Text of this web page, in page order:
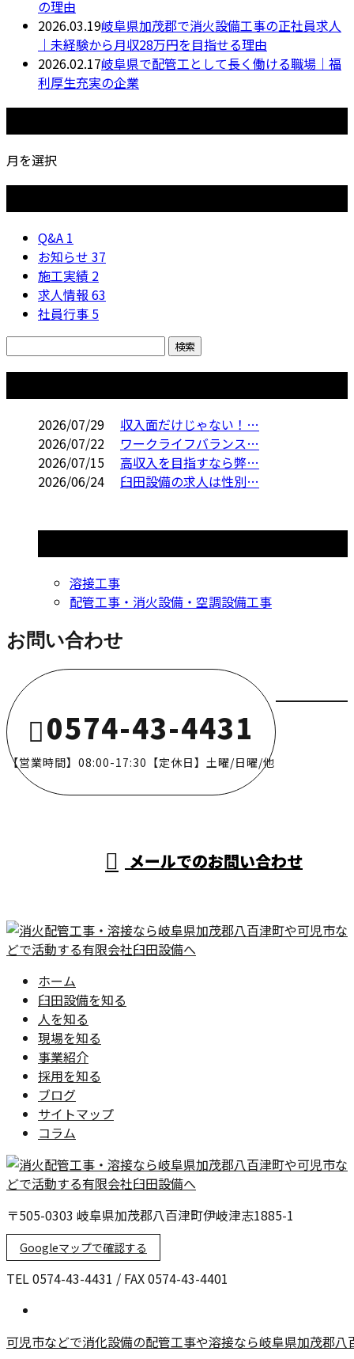
の理由
2026.03.19岐阜県加茂郡で消火設備工事の正社員求人
｜未経験から月収28万円を目指せる理由
2026.02.17岐阜県で配管工として長く働ける職場｜福
利厚生充実の企業
月を選択
Q&A 1
お知らせ 37
施工実績 2
求人情報 63
社員行事 5
2026/07/29
収入面だけじゃない！…
2026/07/22
ワークライフバランス…
2026/07/15
高収入を目指すなら弊…
2026/06/24
臼田設備の求人は性別…
溶接工事
配管工事・消火設備・空調設備工事
お問い合わせ
0574-43-4431
【営業時間】08:00-17:30【定休日】土曜/日曜/他
メールでのお問い合わせ
ホーム
臼田設備を知る
人を知る
現場を知る
事業紹介
採用を知る
ブログ
サイトマップ
コラム
〒505-0303 岐阜県加茂郡八百津町伊岐津志1885-1
Googleマップで確認する
TEL 0574-43-4431 / FAX 0574-43-4401
可児市などで消化設備の配管工事や溶接なら岐阜県加茂郡